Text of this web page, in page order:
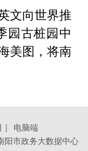
文向世界推
园古桩园中
美图，将南
| 电脑端
阳市政务大数据中心